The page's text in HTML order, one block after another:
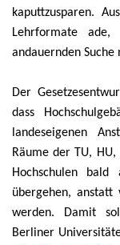
kaputtzusparen.
Lehrformate
andauernden Suche
Der
dass
landeseigenen
Räume der TU,
Hochschulen bald
übergehen, anstatt
werden. Damit
Berliner